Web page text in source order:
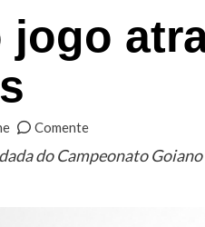
jogo
Comente
do Campeonato